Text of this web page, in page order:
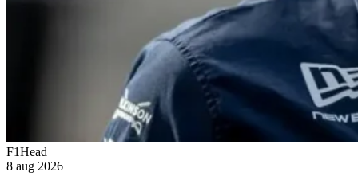
F1Head
8 aug 2026